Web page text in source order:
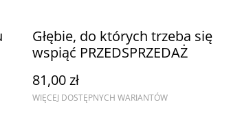
Głębie, do których trzeba się
wspiąć PRZEDSPRZEDAŻ
81,00 zł
WIĘCEJ DOSTĘPNYCH WARIANTÓW